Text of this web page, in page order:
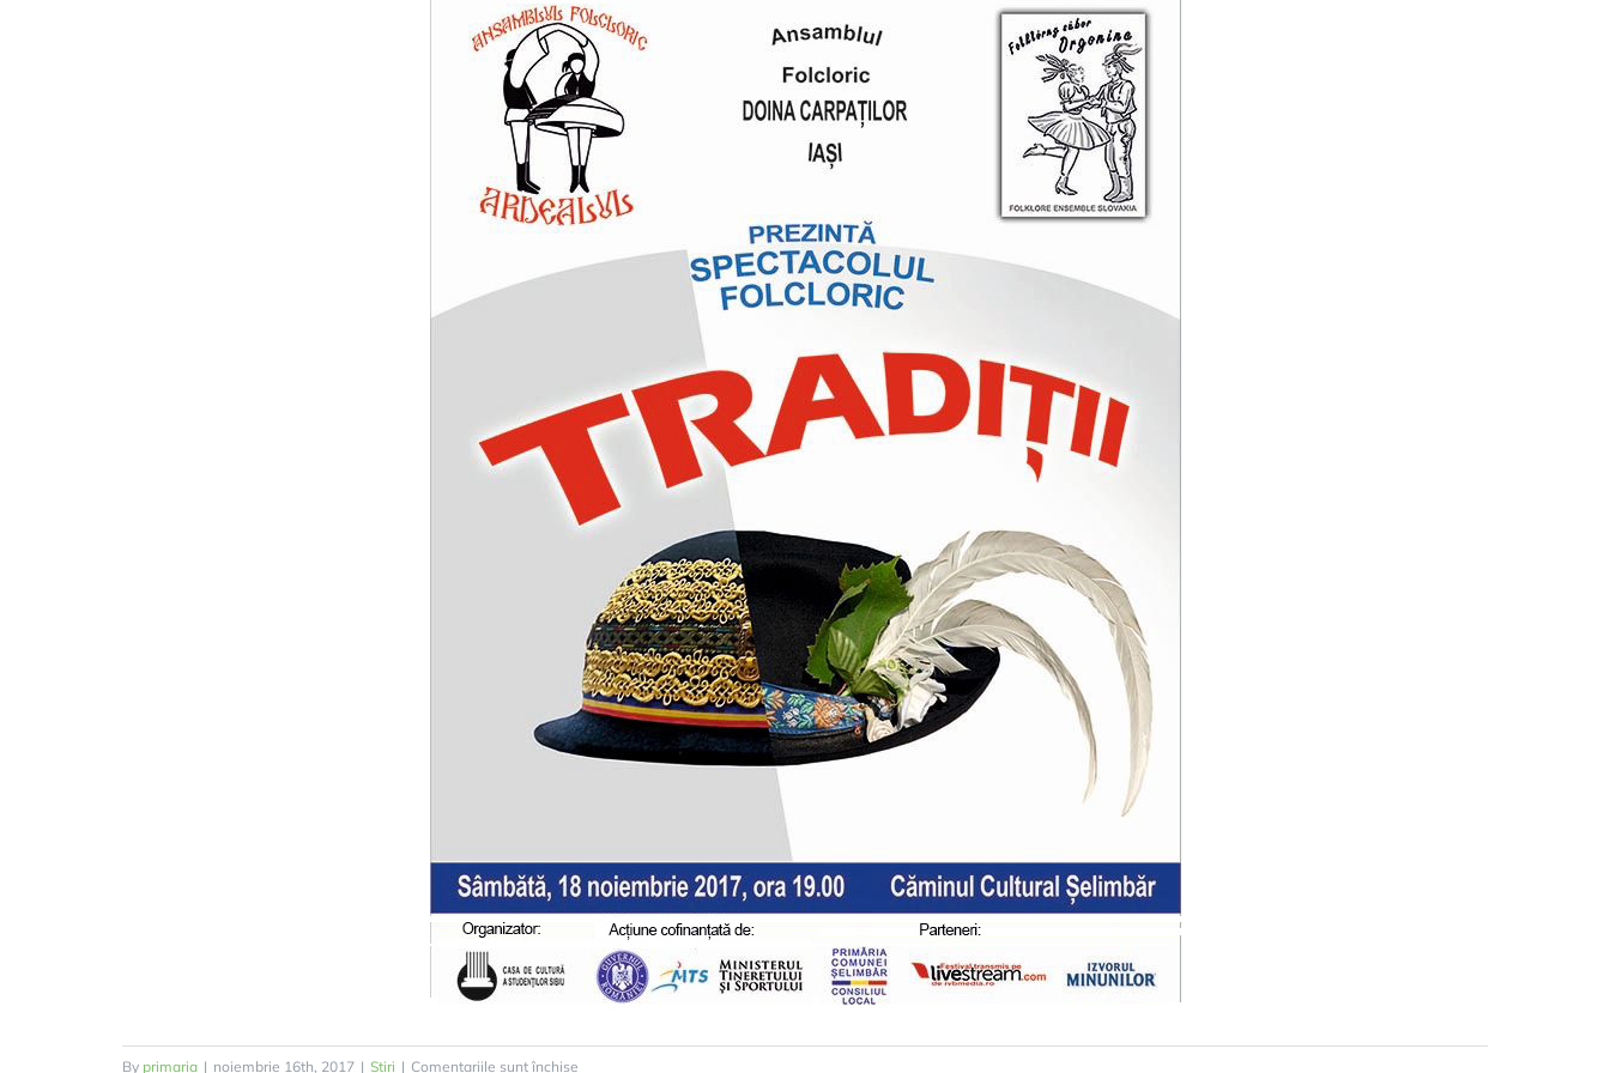
By primaria | noiembrie 16th, 2017 | Stiri | Comentariile sunt închise